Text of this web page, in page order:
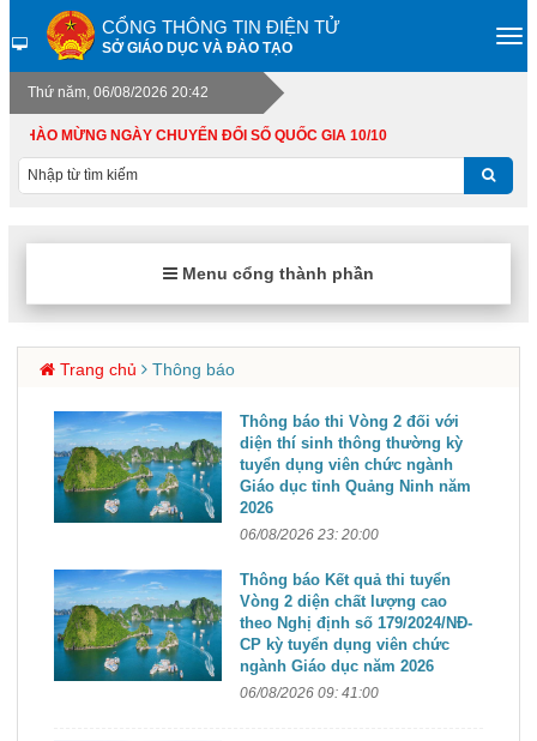
CỔNG THÔNG TIN ĐIỆN TỬ
SỞ GIÁO DỤC VÀ ĐÀO TẠO
Thứ năm, 06/08/2026 20:42
CHÀO MỪNG NGÀY CHUYỂN ĐỔI SỐ QUỐC GIA 10/10
Menu cổng thành phần
Trang chủ Thông báo
Thông báo thi Vòng 2 đối với
diện thí sinh thông thường kỳ
tuyển dụng viên chức ngành
Giáo dục tỉnh Quảng Ninh năm
2026
06/08/2026 23: 20:00
Thông báo Kết quả thi tuyển
Vòng 2 diện chất lượng cao
theo Nghị định số 179/2024/NĐ-
CP kỳ tuyển dụng viên chức
ngành Giáo dục năm 2026
06/08/2026 09: 41:00